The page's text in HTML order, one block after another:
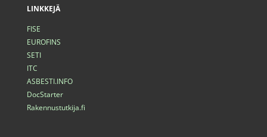
LINKKEJÄ
FISE
EUROFINS
SETI
ITC
ASBESTI.INFO
DocStarter
Rakennustutkija.fi